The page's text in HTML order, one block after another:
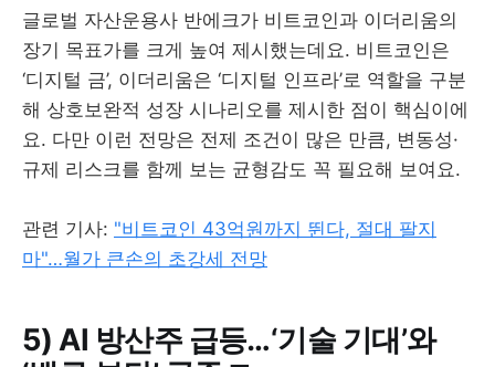
글로벌 자산운용사 반에크가 비트코인과 이더리움의
장기 목표가를 크게 높여 제시했는데요. 비트코인은
‘디지털 금’, 이더리움은 ‘디지털 인프라’로 역할을 구분
해 상호보완적 성장 시나리오를 제시한 점이 핵심이에
요. 다만 이런 전망은 전제 조건이 많은 만큼, 변동성·
규제 리스크를 함께 보는 균형감도 꼭 필요해 보여요.
관련 기사: "비트코인 43억원까지 뛴다, 절대 팔지
마"…월가 큰손의 초강세 전망
5) AI 방산주 급등…‘기술 기대’와